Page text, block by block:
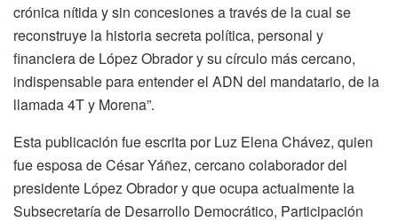
crónica nítida y sin concesiones a través de la cual se
reconstruye la historia secreta política, personal y
financiera de López Obrador y su círculo más cercano,
indispensable para entender el ADN del mandatario, de la
llamada 4T y Morena”.
Esta publicación fue escrita por Luz Elena Chávez, quien
fue esposa de César Yáñez, cercano colaborador del
presidente López Obrador y que ocupa actualmente la
Subsecretaría de Desarrollo Democrático, Participación